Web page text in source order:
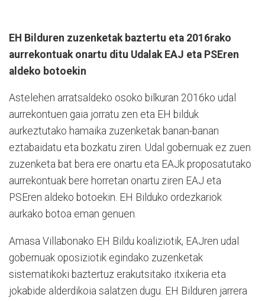
EH Bilduren zuzenketak baztertu eta 2016rako
aurrekontuak onartu ditu Udalak EAJ eta PSEren
aldeko botoekin
Astelehen arratsaldeko osoko bilkuran 2016ko udal
aurrekontuen gaia jorratu zen eta EH bilduk
aurkeztutako hamaika zuzenketak banan-banan
eztabaidatu eta bozkatu ziren. Udal gobernuak ez zuen
zuzenketa bat bera ere onartu eta EAJk proposatutako
aurrekontuak bere horretan onartu ziren EAJ eta
PSEren aldeko botoekin. EH Bilduko ordezkariok
aurkako botoa eman genuen.
Amasa Villabonako EH Bildu koaliziotik, EAJren udal
gobernuak oposiziotik egindako zuzenketak
sistematikoki baztertuz erakutsitako itxikeria eta
jokabide alderdikoia salatzen dugu. EH Bilduren jarrera